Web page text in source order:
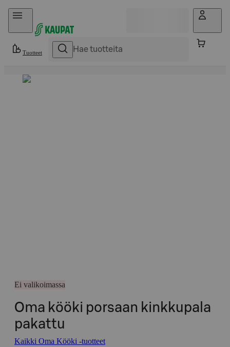
Hyppää sisältöön
Tuotteet
Ei valikoimassa
Oma kööki porsaan kinkkupala
pakattu
Kaikki Oma Kööki -tuotteet